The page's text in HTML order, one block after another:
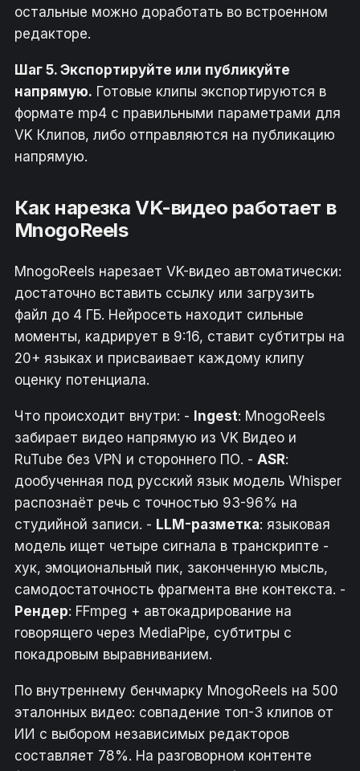
остальные можно доработать во встроенном
редакторе.
Шаг 5. Экспортируйте или публикуйте
напрямую. Готовые клипы экспортируются в
формате mp4 с правильными параметрами для
VK Клипов, либо отправляются на публикацию
напрямую.
Как нарезка VK-видео работает в
MnogoReels
MnogoReels нарезает VK-видео автоматически:
достаточно вставить ссылку или загрузить
файл до 4 ГБ. Нейросеть находит сильные
моменты, кадрирует в 9:16, ставит субтитры на
20+ языках и присваивает каждому клипу
оценку потенциала.
Что происходит внутри: - Ingest: MnogoReels
забирает видео напрямую из VK Видео и
RuTube без VPN и стороннего ПО. - ASR:
дообученная под русский язык модель Whisper
распознаёт речь с точностью 93-96% на
студийной записи. - LLM-разметка: языковая
модель ищет четыре сигнала в транскрипте -
хук, эмоциональный пик, законченную мысль,
самодостаточность фрагмента вне контекста. -
Рендер: FFmpeg + автокадрирование на
говорящего через MediaPipe, субтитры с
покадровым выравниванием.
По внутреннему бенчмарку MnogoReels на 500
эталонных видео: совпадение топ-3 клипов от
ИИ с выбором независимых редакторов
составляет 78%. На разговорном контенте